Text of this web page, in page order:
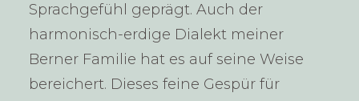
Sprachgefühl geprägt. Auch der
harmonisch-erdige Dialekt meiner
Berner Familie hat es auf seine Weise
bereichert. Dieses feine Gespür für